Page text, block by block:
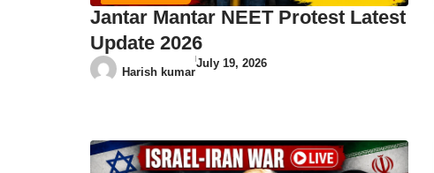
Jantar Mantar NEET Protest Latest
Update 2026
Harish kumar
July 19, 2026